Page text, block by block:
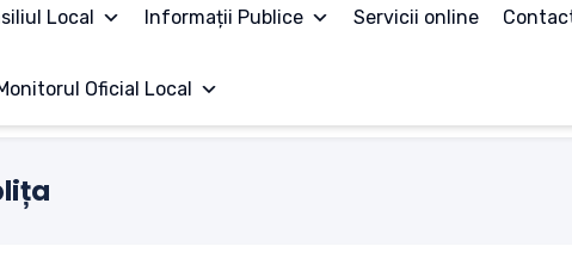
Local Informații Publice Servicii online
Oficial Local